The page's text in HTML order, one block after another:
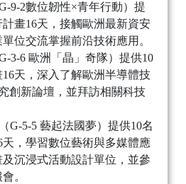
9-2數位韌性×青年行動）提
畫16天，接觸歐洲最新資安
位交流掌握前沿技術應用。
3-6 歐洲「晶」奇隊）提供10
天，深入了解歐洲半導體技
創新論壇，並拜訪相關科技
G-5-5 藝起法國夢）提供10名
，學習數位藝術與多媒體應
沉浸式活動設計單位，並參
。